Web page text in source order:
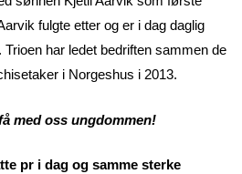
fulgte etter og er i dag daglig
har ledet bedriften sammen de
i Norgeshus i 2013.
med oss ungdommen!
pr i dag og samme sterke